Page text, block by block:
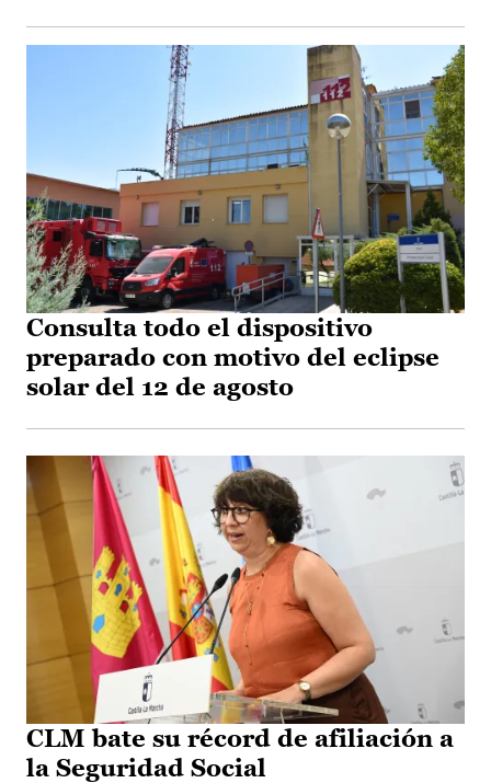
Consulta todo el dispositivo
preparado con motivo del eclipse
solar del 12 de agosto
CLM bate su récord de afiliación a
la Seguridad Social